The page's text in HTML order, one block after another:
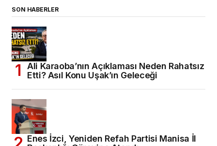
SON HABERLER
Ali Karaoba’nın Açıklaması Neden Rahatsız
Etti? Asıl Konu Uşak’ın Geleceği
Enes İzci, Yeniden Refah Partisi Manisa İl